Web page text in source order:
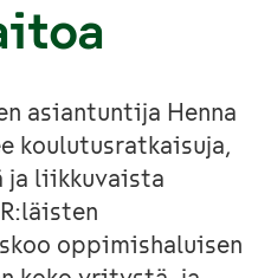
asiantuntija Henna
koulutusratkaisuja,
ja liikkuvaista
oppimishaluisen